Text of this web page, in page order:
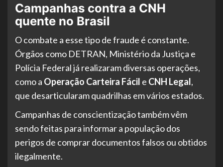
Campanhas contra a CNH
quente no Brasil
O combate a esse tipo de fraude é constante.
Órgãos como DETRAN, Ministério da Justiça e
Polícia Federal já realizaram diversas operações,
como a Operação Carteira Fácil e CNH Legal,
que desarticularam quadrilhas em vários estados.
Campanhas de conscientização também vêm
sendo feitas para informar a população dos
perigos de comprar documentos falsos ou obtidos
ilegalmente.